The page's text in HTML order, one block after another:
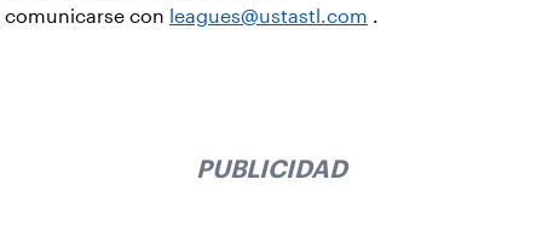
comunicarse con leagues@ustastl.com .
PUBLICIDAD